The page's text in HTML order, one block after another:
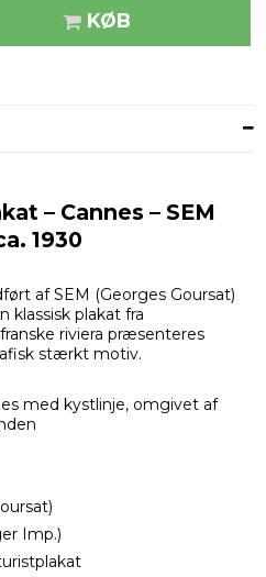
KØB
– Cannes – SEM
1930
af SEM (Georges Goursat)
klassisk plakat fra
riviera præsenteres
stærkt motiv.
med kystlinje, omgivet af
Imp.)